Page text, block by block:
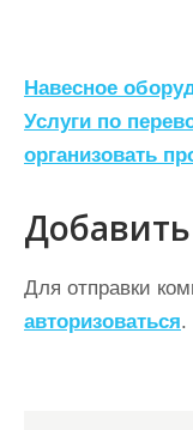
Н
а
в
и
г
а
ц
Навесное
Услуги по
организовать
Для отправки
авторизоваться.